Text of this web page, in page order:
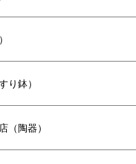
り鉢）
（陶器）